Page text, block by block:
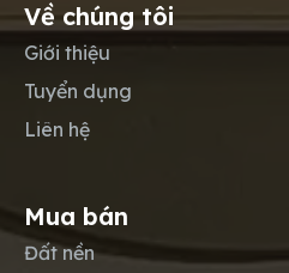
Về chúng tôi
Giới thiệu
Tuyển dụng
Liên hệ
Mua bán
Đất nền